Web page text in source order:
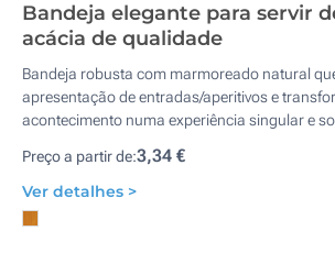
Bandeja elegante para servir
acácia de qualidade
Bandeja robusta com marmoreado natural
apresentação de entradas/aperitivos e
acontecimento numa experiência singular e
Preço a partir de:3,34 €
Ver detalhes >